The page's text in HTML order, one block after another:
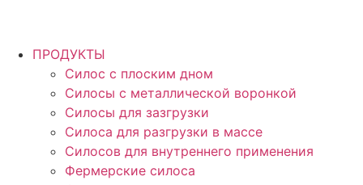
ПРОДУКТЫ
Силос с плоским дном
Силосы с металлической воронкой
Силосы для зазгрузки
Силоса для разгрузки в массе
Силосов для внутреннего применения
Фермерские силоса